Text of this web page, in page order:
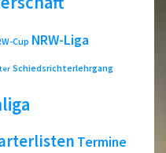
Cup NRW-Liga
Schiedsrichterlehrgang
Termine